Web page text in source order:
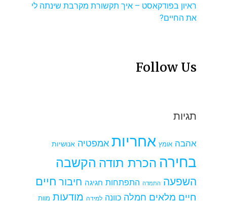
ראיון בפודקאסט – איך תקשורת מקרבת שינתה לי
את החיים?
Follow Us
תגיות
אהבה אומץ אחריות אמפטיה אנושיות
בחירה הכרת תודה הקשבה
השפעה התמדה התפתחות חגיגה חיבור חיים
חיים מלאים חמלה כוונה למידה מודעות מוות